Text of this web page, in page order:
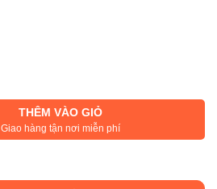
THÊM VÀO GIỎ
Giao hàng tận nơi miễn phí